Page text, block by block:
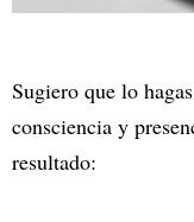
Sugiero que lo
consciencia y
resultado: